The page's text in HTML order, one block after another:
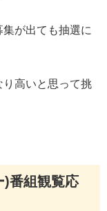
が出ても抽選に
高いと思って挑
)番組観覧応